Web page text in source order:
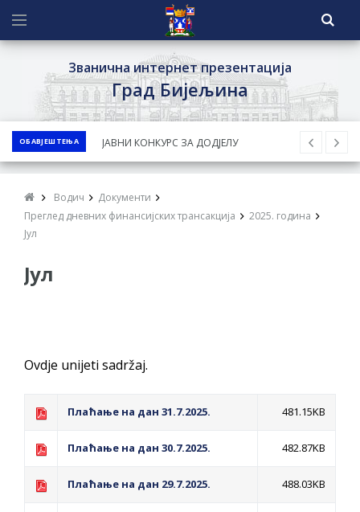
Званична интернет презентација
Град Бијељина
ОБАВЈЕШТЕЊА
ЈАВНИ КОНКУРС ЗА ДОДЈЕЛУ
БЕСПОВРАТНИХ СРЕДСТАВА ЗА
КУЋЕ СА ОКУЋНИЦОМ НА ТЕРИТОРИЈИ
ДОДАТАК ЗА ДЕМОБИЛИСАНЕ БОРЦЕ
СОЦИЈАЛНЕ ПОТРЕБЕ
Обрасци захтјева за регресирано
Водич
Документи
Преглед дневних финансијских трансакција
2025. година
Јул
Јул
Ovdje unijeti sadržaj.
Плаћање на дан 31.7.2025. 481.15KB
Плаћање на дан 30.7.2025. 482.87KB
Плаћање на дан 29.7.2025. 488.03KB